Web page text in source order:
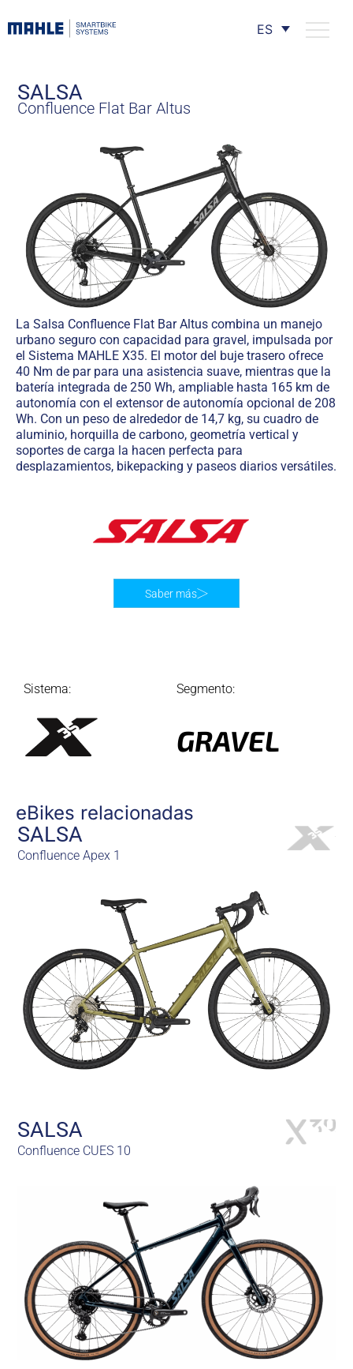
ES
SALSA
Confluence Flat Bar Altus
La Salsa Confluence Flat Bar Altus combina un manejo
urbano seguro con capacidad para gravel, impulsada por
el Sistema MAHLE X35. El motor del buje trasero ofrece
40 Nm de par para una asistencia suave, mientras que la
batería integrada de 250 Wh, ampliable hasta 165 km de
autonomía con el extensor de autonomía opcional de 208
Wh. Con un peso de alrededor de 14,7 kg, su cuadro de
aluminio, horquilla de carbono, geometría vertical y
soportes de carga la hacen perfecta para
desplazamientos, bikepacking y paseos diarios versátiles.
Sistema: Segmento:
GRAVEL
Saber más
eBikes relacionadas
SALSA
Confluence Apex 1
SALSA
Confluence CUES 10